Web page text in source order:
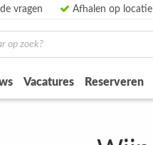
vragen Afhalen op locatie
Vacatures Reserveren